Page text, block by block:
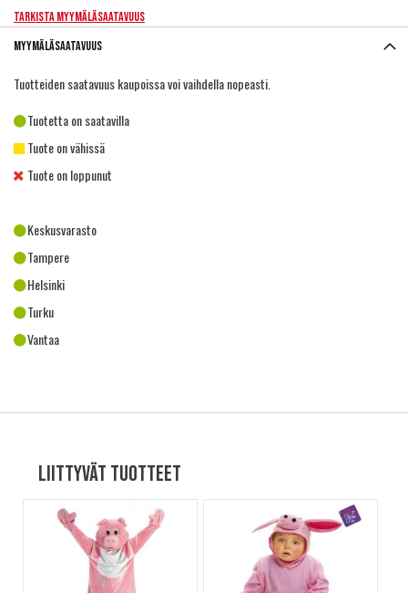
Tarkista myymäläsaatavuus
Myymäläsaatavuus
Tuotteiden saatavuus kaupoissa voi vaihdella nopeasti.
Tuotetta on saatavilla
Tuote on vähissä
Tuote on loppunut
Keskusvarasto
Tampere
Helsinki
Turku
Vantaa
Liittyvät tuotteet